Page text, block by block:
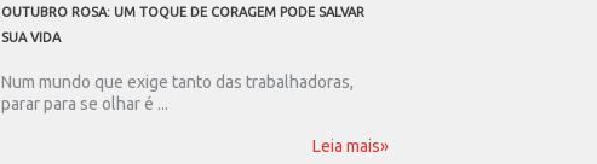
OUTUBRO ROSA: UM TOQUE DE CORAGEM PODE SALVAR
SUA VIDA
Num mundo que exige tanto das trabalhadoras,
parar para se olhar é ...
Leia mais»